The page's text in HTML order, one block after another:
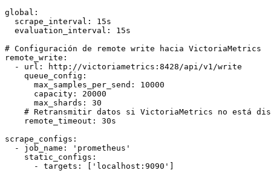
global:
  scrape_interval: 15s
  evaluation_interval: 15s
# Configuración de remote write hacia VictoriaMetrics
remote_write:
  - url: http://victoriametrics:8428/api/v1/write
    queue_config:
      max_samples_per_send: 10000
      capacity: 20000
      max_shards: 30
# Retransmitir datos si VictoriaMetrics no está
    remote_timeout: 30s
scrape_configs:
  - job_name: 'prometheus'
    static_configs:
      - targets: ['localhost:9090']